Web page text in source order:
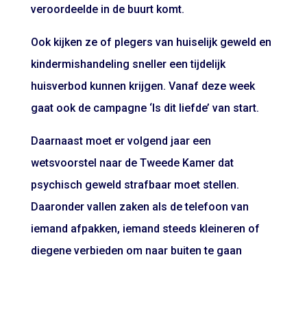
veroordeelde in de buurt komt.
Ook kijken ze of plegers van huiselijk geweld en
kindermishandeling sneller een tijdelijk
huisverbod kunnen krijgen. Vanaf deze week
gaat ook de campagne ‘Is dit liefde’ van start.
Daarnaast moet er volgend jaar een
wetsvoorstel naar de Tweede Kamerdat
psychisch geweld strafbaar moet stellen.
Daaronder vallen zaken als de telefoon van
iemand afpakken, iemand steeds kleineren of
diegene verbieden om naar buiten te gaan